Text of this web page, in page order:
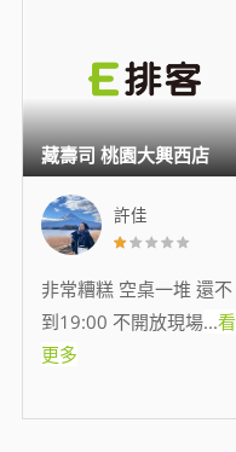
許佳
非常糟糕 空桌一堆 還不
到19:00 不開放現場...看
更多
藏壽司 桃園大興西店